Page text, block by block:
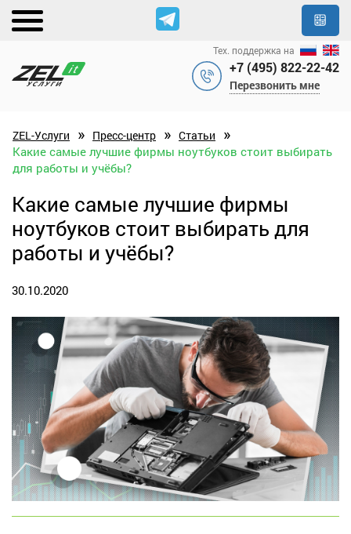
+7 (495) 822-22-42
Перезвонить мне
Тех. поддержка на
ZEL-Услуги » Пресс-центр » Статьи »
Какие самые лучшие фирмы ноутбуков стоит выбирать
для работы и учёбы?
Какие самые лучшие фирмы
ноутбуков стоит выбирать для
работы и учёбы?
30.10.2020